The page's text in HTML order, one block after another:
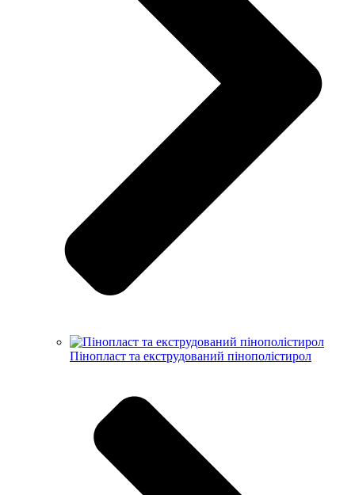
Пінопласт та екструдований пінополістирол